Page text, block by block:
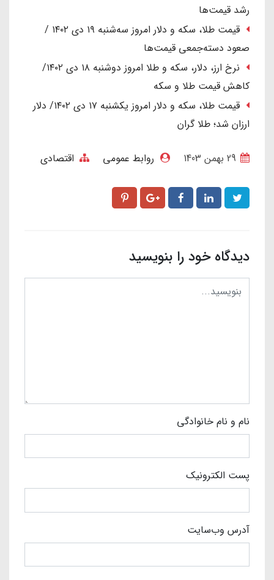
رشد قیمت‌ها
قیمت طلا، سکه و دلار امروز سه‌شنبه ۱۹ دی ۱۴۰۲ /
صعود دسته‌جمعی قیمت‌ها
نرخ ارز، دلار، سکه و طلا امروز دوشنبه ۱۸ دی ۱۴۰۲/
کاهش قیمت طلا و سکه
قیمت طلا، سکه و دلار امروز یکشنبه ۱۷ دی ۱۴۰۲/ دلار
ارزان شد؛ طلا گران
روابط عمومی اقتصادی
دیدگاه خود را بنویسید
نام و نام خانوادگی
پست الکترونیک
آدرس وب‌سایت